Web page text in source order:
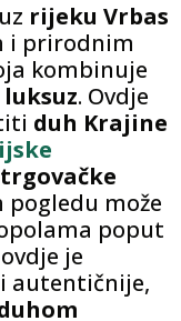
rijeku Vrbas
i prirodnim
kombinuje
. Ovdje
duh Krajine
pogledu može
poput
je
autentičnije,